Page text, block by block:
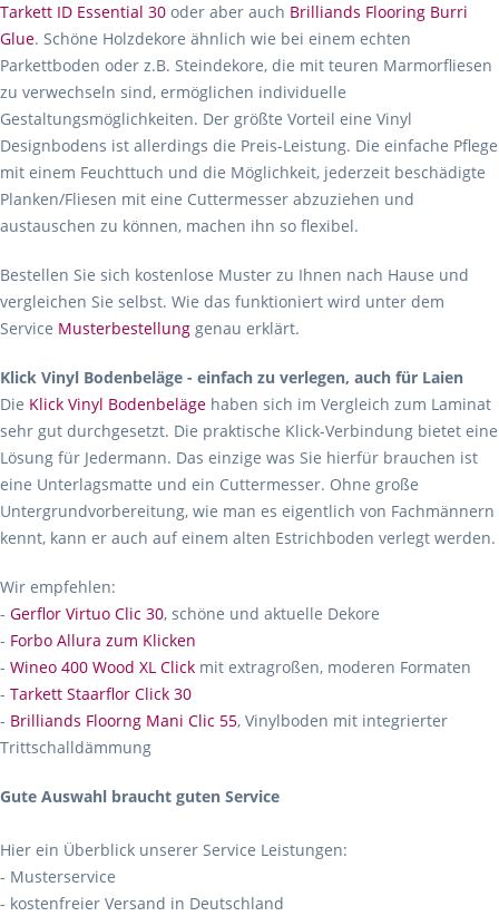
Tarkett ID Essential 30 oder aber auch Brilliands Flooring Burri
Glue. Schöne Holzdekore ähnlich wie bei einem echten
Parkettboden oder z.B. Steindekore, die mit teuren Marmorfliesen
zu verwechseln sind, ermöglichen individuelle
Gestaltungsmöglichkeiten. Der größte Vorteil eine Vinyl
Designbodens ist allerdings die Preis-Leistung. Die einfache Pflege
mit einem Feuchttuch und die Möglichkeit, jederzeit beschädigte
Planken/Fliesen mit eine Cuttermesser abzuziehen und
austauschen zu können, machen ihn so flexibel.
Bestellen Sie sich kostenlose Muster zu Ihnen nach Hause und
vergleichen Sie selbst. Wie das funktioniert wird unter dem
Service Musterbestellung genau erklärt.
Klick Vinyl Bodenbeläge - einfach zu verlegen, auch für Laien
Die Klick Vinyl Bodenbeläge haben sich im Vergleich zum Laminat
sehr gut durchgesetzt. Die praktische Klick-Verbindung bietet eine
Lösung für Jedermann. Das einzige was Sie hierfür brauchen ist
eine Unterlagsmatte und ein Cuttermesser. Ohne große
Untergrundvorbereitung, wie man es eigentlich von Fachmännern
kennt, kann er auch auf einem alten Estrichboden verlegt werden.
Wir empfehlen:
- Gerflor Virtuo Clic 30, schöne und aktuelle Dekore
- Forbo Allura zum Klicken
- Wineo 400 Wood XL Click mit extragroßen, moderen Formaten
- Tarkett Staarflor Click 30
- Brilliands Floorng Mani Clic 55, Vinylboden mit integrierter
Trittschalldämmung
Gute Auswahl braucht guten Service
Hier ein Überblick unserer Service Leistungen:
- Musterservice
- kostenfreier Versand in Deutschland